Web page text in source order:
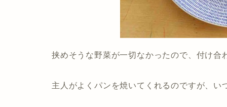
挟めそうな野菜が一切なかったので、付け
主人がよくパンを焼いてくれるのですが、